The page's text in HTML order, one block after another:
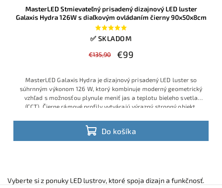
MasterLED Stmievateľný prisadený dizajnový LED luster
Galaxis Hydra 126W s diaľkovým ovládaním čierny 90x50x8cm
✅ SKLADOM
€135,90 €99
Do košíka
MasterLED Galaxis Hydra je dizajnový prisadený LED luster so
súhrnným výkonom 126 W, ktorý kombinuje moderný geometrický
vzhľad s možnosťou plynule meniť jas a teplotu bieleho svetla
(CCT). Čierne rámové profily vytvárajú výrazný stropný objekt,
priestorov, pričom všetky funkcie sa ovládajú priloženým
diaľkovým ovládačom
Vyberte si z ponuky LED lustrov, ktoré spoja dizajn a funkčnosť.